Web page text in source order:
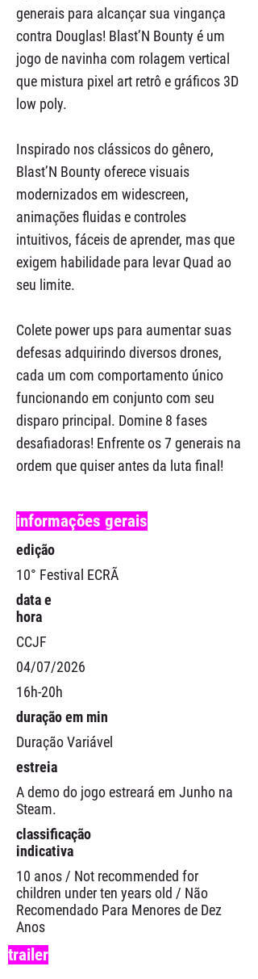
generais para alcançar sua vingança
contra Douglas! Blast’N Bounty é um
jogo de navinha com rolagem vertical
que mistura pixel art retrô e gráficos 3D
low poly.
Inspirado nos clássicos do gênero,
Blast’N Bounty oferece visuais
modernizados em widescreen,
animações fluidas e controles
intuitivos, fáceis de aprender, mas que
exigem habilidade para levar Quad ao
seu limite.
Colete power ups para aumentar suas
defesas adquirindo diversos drones,
cada um com comportamento único
funcionando em conjunto com seu
disparo principal. Domine 8 fases
desafiadoras! Enfrente os 7 generais na
ordem que quiser antes da luta final!
informações gerais
edição
10° Festival ECRÃ
data e
hora
CCJF
04/07/2026
16h-20h
duração em min
Duração Variável
estreia
A demo do jogo estreará em Junho na
Steam.
classificação
indicativa
10 anos / Not recommended for
children under ten years old / Não
Recomendado Para Menores de Dez
Anos
trailer